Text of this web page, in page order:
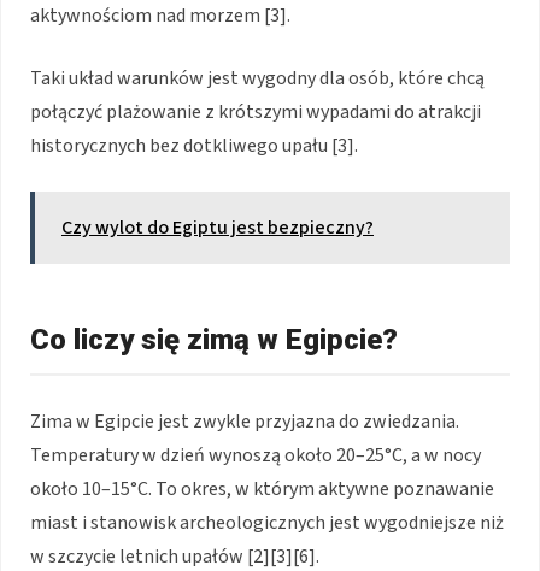
aktywnościom nad morzem [3].
Taki układ warunków jest wygodny dla osób, które chcą
połączyć plażowanie z krótszymi wypadami do atrakcji
historycznych bez dotkliwego upału [3].
Czy wylot do Egiptu jest bezpieczny?
Co liczy się zimą w Egipcie?
Zima w Egipcie jest zwykle przyjazna do zwiedzania.
Temperatury w dzień wynoszą około 20–25°C, a w nocy
około 10–15°C. To okres, w którym aktywne poznawanie
miast i stanowisk archeologicznych jest wygodniejsze niż
w szczycie letnich upałów [2][3][6].